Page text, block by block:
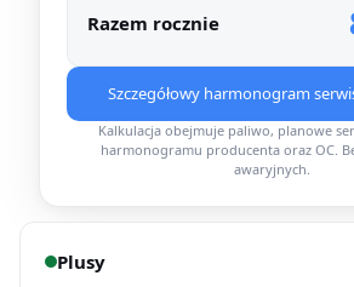
Razem rocznie
Szczegółowy harmonogram
Kalkulacja obejmuje paliwo, planowe
harmonogramu producenta oraz OC.
awaryjnych.
Plusy